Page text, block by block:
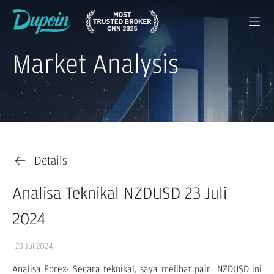
Market Analysis
Details
Analisa Teknikal NZDUSD 23 Juli
2024
23 Jul 2024
Analisa Forex- Secara teknikal, saya melihat pair NZDUSD ini